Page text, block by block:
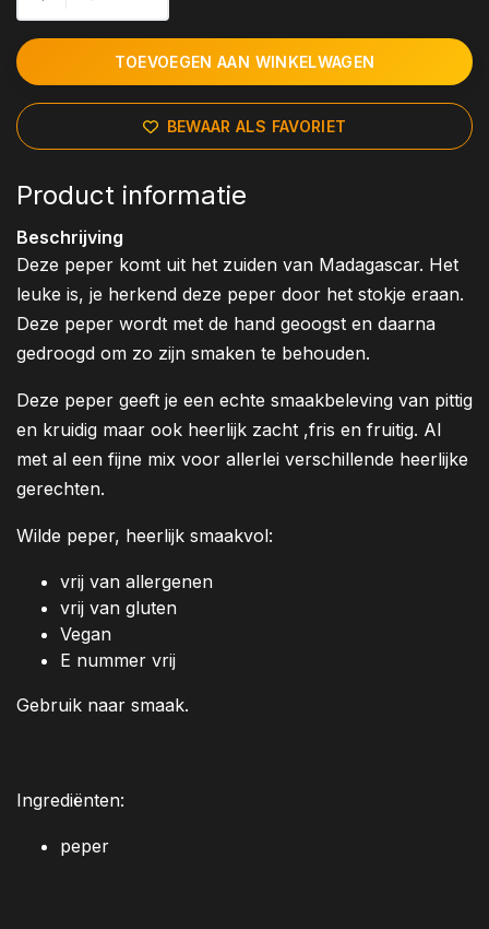
TOEVOEGEN AAN WINKELWAGEN
BEWAAR ALS FAVORIET
Product informatie
Beschrijving
Deze peper komt uit het zuiden van Madagascar. Het
leuke is, je herkend deze peper door het stokje eraan.
Deze peper wordt met de hand geoogst en daarna
gedroogd om zo zijn smaken te behouden.
Deze peper geeft je een echte smaakbeleving van pittig
en kruidig maar ook heerlijk zacht ,fris en fruitig. Al
met al een fijne mix voor allerlei verschillende heerlijke
gerechten.
Wilde peper, heerlijk smaakvol:
vrij van allergenen
vrij van gluten
Vegan
E nummer vrij
Gebruik naar smaak.
Ingrediënten:
peper